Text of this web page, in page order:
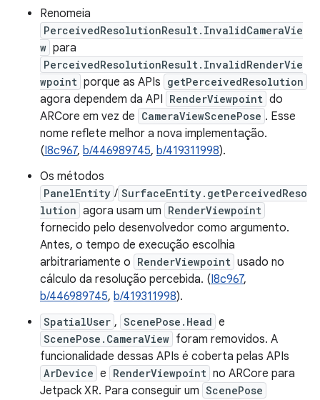
Renomeia
PerceivedResolutionResult.InvalidCameraVie
w para
PerceivedResolutionResult.InvalidRenderVie
wpoint porque as APIs getPerceivedResolution
agora dependem da API RenderViewpoint do
ARCore em vez de CameraViewScenePose . Esse
nome reflete melhor a nova implementação.
(I8c967, b/446989745, b/419311998).
Os métodos
PanelEntity / SurfaceEntity.getPerceivedReso
lution agora usam um RenderViewpoint
fornecido pelo desenvolvedor como argumento.
Antes, o tempo de execução escolhia
arbitrariamente o RenderViewpoint usado no
cálculo da resolução percebida. (I8c967,
b/446989745, b/419311998).
SpatialUser , ScenePose.Head e
ScenePose.CameraView foram removidos. A
funcionalidade dessas APIs é coberta pelas APIs
ArDevice e RenderViewpoint no ARCore para
Jetpack XR. Para conseguir um ScenePose